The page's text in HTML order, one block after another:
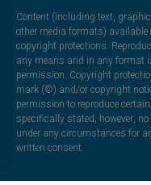
Content (including text,
other media formats)
copyright protections.
any means and in any format
permission. Copyright
mark (©) and/or copyright
permission to reproduce
specifically stated; however,
under any circumstances for
written consent.